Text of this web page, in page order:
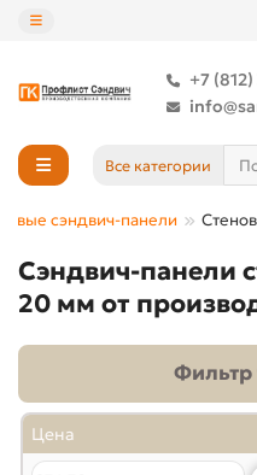
+7
Все категории
сэндвич-панели
Сэндвич-панели
20 мм от
Фильтр
Цена